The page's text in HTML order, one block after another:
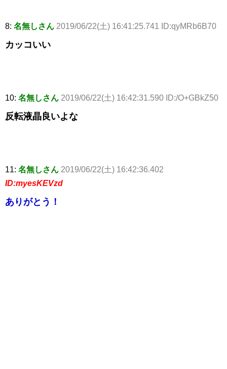
8: 名無しさん 2019/06/22(土) 16:41:25.741 ID:qyMRb6B70
カッコいい
10: 名無しさん 2019/06/22(土) 16:42:31.590 ID:/O+GBkZ50
反転液晶良いよな
11: 名無しさん 2019/06/22(土) 16:42:36.402
ID:myesKEVzd
ありがとう！